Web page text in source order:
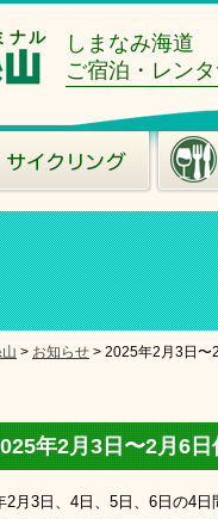
ナル
しまなみ海道
ご宿泊・レン
> お知らせ > 2025年2月3日〜
年2月3日〜2月6
2月3日、4日、5日、6日の4